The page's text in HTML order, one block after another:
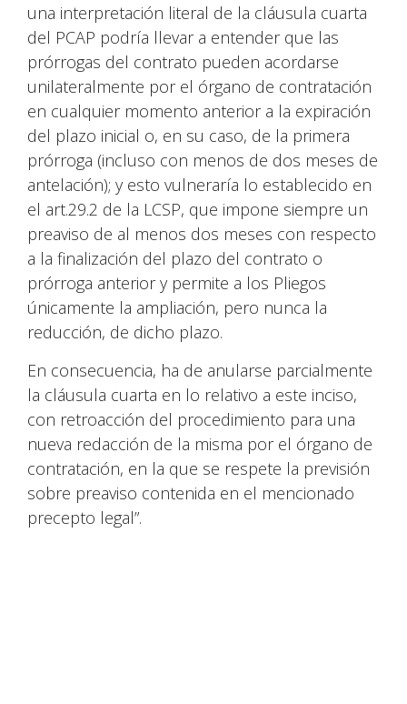
una interpretación literal de la cláusula cuarta
del PCAP podría llevar a entender que las
prórrogas del contrato pueden acordarse
unilateralmente por el órgano de contratación
en cualquier momento anterior a la expiración
del plazo inicial o, en su caso, de la primera
prórroga (incluso con menos de dos meses de
antelación); y esto vulneraría lo establecido en
el art.29.2 de la LCSP, que impone siempre un
preaviso de al menos dos meses con respecto
a la finalización del plazo del contrato o
prórroga anterior y permite a los Pliegos
únicamente la ampliación, pero nunca la
reducción, de dicho plazo.
En consecuencia, ha de anularse parcialmente
la cláusula cuarta en lo relativo a este inciso,
con retroacción del procedimiento para una
nueva redacción de la misma por el órgano de
contratación, en la que se respete la previsión
sobre preaviso contenida en el mencionado
precepto legal”.